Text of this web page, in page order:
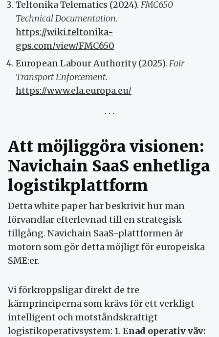
Teltonika Telematics (2024). FMC650
Technical Documentation.
https://wiki.teltonika-
gps.com/view/FMC650
European Labour Authority (2025). Fair
Transport Enforcement.
https://www.ela.europa.eu/
Att möjliggöra visionen:
Navichain SaaS enhetliga
logistikplattform
Detta white paper har beskrivit hur man
förvandlar efterlevnad till en strategisk
tillgång. Navichain SaaS-plattformen är
motorn som gör detta möjligt för europeiska
SME:er.
Vi förkroppsligar direkt de tre
kärnprinciperna som krävs för ett verkligt
intelligent och motståndskraftigt
logistikoperativsystem: 1. Enad operativ väv: